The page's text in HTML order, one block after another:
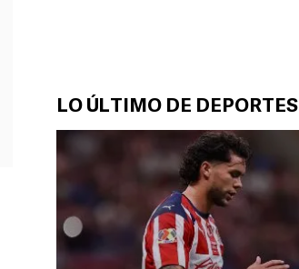
LO ÚLTIMO DE DEPORTES